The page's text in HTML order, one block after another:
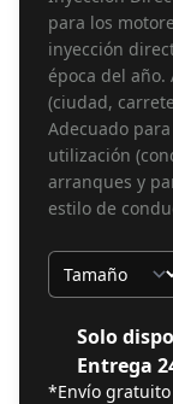
para los
inyección
época del
(ciudad,
Adecuado
utilización
arranques y
estilo de
Tamaño
Solo
Entrega
*Envío